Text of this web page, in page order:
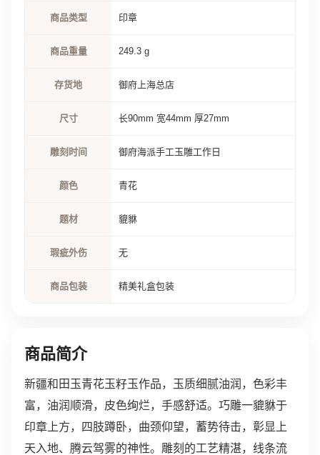
商品类型 印章
商品重量 249.3 g
存货地 御府上海总店
尺寸 长90mm 宽44mm 厚27mm
雕刻时间 御府海派手工玉雕工作日
颜色 青花
题材 貔貅
瑕疵外伤 无
商品包装 精美礼盒包装
商品简介
新疆和田玉青花玉籽玉作品，玉质细腻油润，色彩丰
富，油润顺滑，皮色绚烂，手感舒适。巧雕一貔貅于
印章上方，四肢蹲卧，曲颈仰望，蓄势待击，彰显上
天入地、腾云驾雾的神性。雕刻的工艺精湛，线条流